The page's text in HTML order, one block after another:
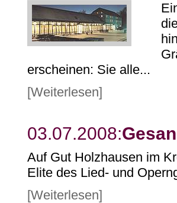
erscheinen: Sie alle...
[Weiterlesen]
03.07.2008:
Auf Gut Holzhausen im
Elite des Lied- und
[Weiterlesen]